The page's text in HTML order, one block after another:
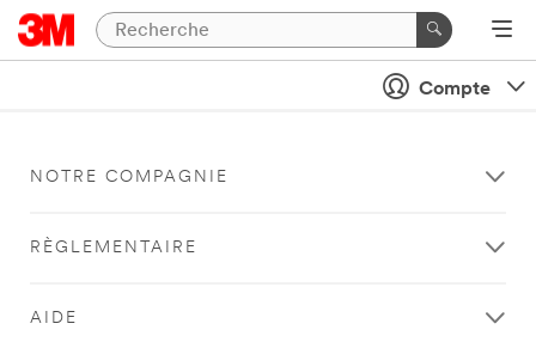
Compte
NOTRE COMPAGNIE
RÈGLEMENTAIRE
AIDE